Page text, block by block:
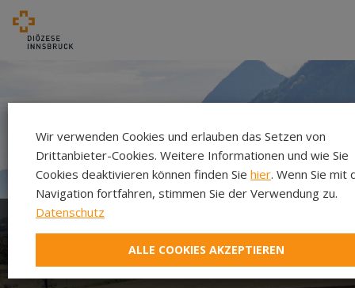
Herzlich willkommen in
unserer Pfarre!
Wir verwenden Cookies und erlauben das Setzen von
Drittanbieter-Cookies. Weitere Informationen und wie Sie
Cookies deaktivieren können finden Sie hier. Wenn Sie mit
Navigation fortfahren, stimmen Sie der Verwendung zu.
Datenschutz
ALLE COOKIES AKZEPTIEREN